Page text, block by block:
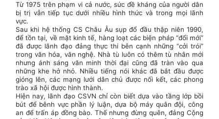
Từ 1975 trên phạm vi cả nước, sức đề kháng của người dân
bị trị vẫn tiếp tục dưới nhiều hình thức và trong mọi lãnh
vực.
Sau khi hệ thống CS Châu Âu sụp đổ đầu thập niên 1990,
để tồn tại, về mặt kinh tế, hàng loạt các biện pháp “đổi mới”
đã được lãnh đạo đảng thực thi bên cạnh những “cởi trói”
trong văn hóa, văn nghệ. Nhà tù luôn có thêm tù nhân mới
nhưng ánh sáng văn minh thời đại cũng đã tràn vào qua
những khe hở nhỏ. Nhiều tiếng nói khác đã bắt đầu được
gióng lên, các mạng lưới dân chủ được nối kết, các phong
trào xã hội được hình thành.
Hiện nay, lãnh đạo CSVN chỉ còn biết dựa vào tầng lớp bồi
bút để bênh vực phần lý luận, dựa bộ máy quân đội, công
an để trấn áp đồng bào. Thế nhưng đừng quên, đảng Cộng